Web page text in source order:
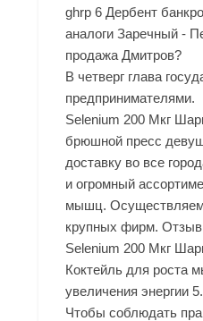
ghrp 6 Дербент
аналоги Заречный -
продажа Дмитров?
В четверг глава
предпринимателями.
Selenium 200 Мкг
брюшной пресс
доставку во все
и огромный
мышц. Осуществляем
крупных фирм.
Selenium 200 Мкг
Коктейль для роста
увеличения энергии 5.
Чтобы соблюдать